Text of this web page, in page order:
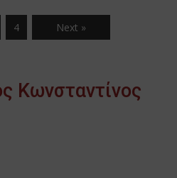
4 Next »
Κωνσταντίνος